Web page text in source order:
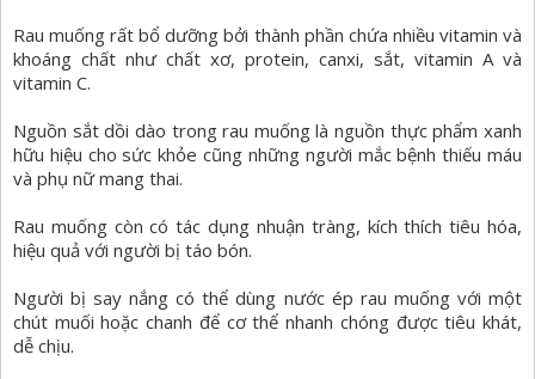
Rau muống rất bổ dưỡng bởi thành phần chứa nhiều vitamin và
khoáng chất như chất xơ, protein, canxi, sắt, vitamin A và
vitamin C.
Nguồn sắt dồi dào trong rau muống là nguồn thực phẩm xanh
hữu hiệu cho sức khỏe cũng những người mắc bệnh thiếu máu
và phụ nữ mang thai.
Rau muống còn có tác dụng nhuận tràng, kích thích tiêu hóa,
hiệu quả với người bị táo bón.
Người bị say nắng có thể dùng nước ép rau muống với một
chút muối hoặc chanh để cơ thể nhanh chóng được tiêu khát,
dễ chịu.